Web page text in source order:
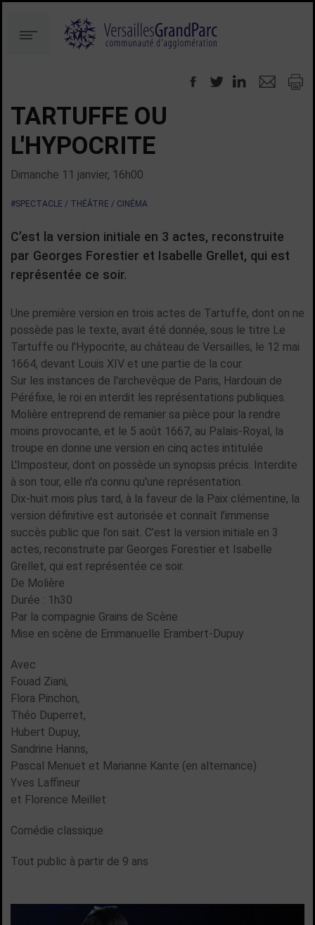
au
contenu
à
Menu
TARTUFFE OU
L'HYPOCRITE
Dimanche 11 janvier, 16h00
#SPECTACLE / THÉÂTRE / CINÉMA
C’est la version initiale en 3 actes, reconstruite
par Georges Forestier et Isabelle Grellet, qui est
représentée ce soir.
Une première version en trois actes de Tartuffe, dont on ne
possède pas le texte, avait été donnée, sous le titre Le
Tartuffe ou l'Hypocrite, au château de Versailles, le 12 mai
1664, devant Louis XIV et une partie de la cour.
Sur les instances de l'archevêque de Paris, Hardouin de
Péréfixe, le roi en interdit les représentations publiques.
Molière entreprend de remanier sa pièce pour la rendre
moins provocante, et le 5 août 1667, au Palais-Royal, la
troupe en donne une version en cinq actes intitulée
L'Imposteur, dont on possède un synopsis précis. Interdite
à son tour, elle n'a connu qu'une représentation.
Dix-huit mois plus tard, à la faveur de la Paix clémentine, la
version définitive est autorisée et connaît l’immense
succès public que l’on sait. C’est la version initiale en 3
actes, reconstruite par Georges Forestier et Isabelle
Grellet, qui est représentée ce soir.
De Molière
Durée : 1h30
Par la compagnie Grains de Scène
Mise en scène de Emmanuelle Erambert-Dupuy
Avec
Fouad Ziani,
Flora Pinchon,
Théo Duperret,
Hubert Dupuy,
Sandrine Hanns,
Pascal Menuet et Marianne Kante (en alternance)
Yves Laffineur
et Florence Meillet
Comédie classique
Tout public à partir de 9 ans